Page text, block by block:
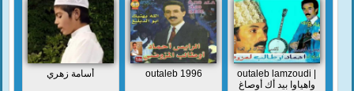
أسامة زهري outaleb 1996
outaleb lamzoudi |
واهياوا بيد أك أوصاغ